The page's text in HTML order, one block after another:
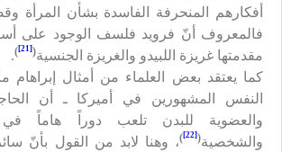
أفكارهم المنحرفة الفاسدة بشأن المرأة
فالمعروف أنّ فرويد فلسف الوجود على
مقدمتها غريزة اللبيدو والغريزة الجنسية(
[21]
)
.
كما يعتقد بعض العلماء من أمثال إبراهام
النفس المشهورين في أميركا ـ أن
والعضوية للبدن تلعب دوراً هاماً
والشخصية(
[22]
)، وهنا لابد من القول بأنّ